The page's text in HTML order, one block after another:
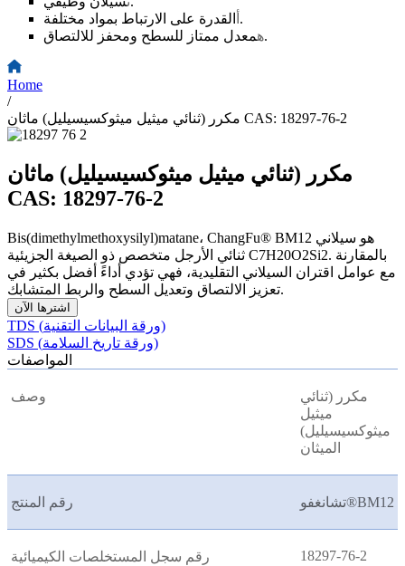
القدرة على الارتباط بمواد مختلفة.
همعدل ممتاز للسطح ومحفز للالتصاق.
Home
/
مكرر (ثنائي ميثيل ميثوكسيسيليل) ماثان CAS: 18297-76-2
مكرر (ثنائي ميثيل ميثوكسيسيليل) ماثان
CAS: 18297-76-2
Bis(dimethylmethoxysilyl)matane، ChangFu® BM12 هو سيلاني
ثنائي الأرجل متخصص ذو الصيغة الجزيئية C7H20O2Si2. بالمقارنة
مع عوامل اقتران السيلاني التقليدية، فهي تؤدي أداءً أفضل بكثير في
تعزيز الالتصاق وتعديل السطح والربط المتشابك.
اشترها الآن
TDS (ورقة البيانات التقنية)
SDS (ورقة تاريخ السلامة)
المواصفات
وصف
مكرر (ثنائي
ميثيل
ميثوكسيسيليل)
الميثان
رقم المنتج تشانغفو®BM12
رقم سجل المستخلصات الكيميائية 18297-76-2